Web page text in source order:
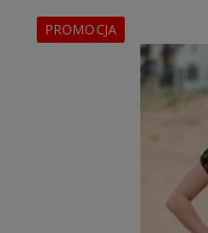
PROMOCJA